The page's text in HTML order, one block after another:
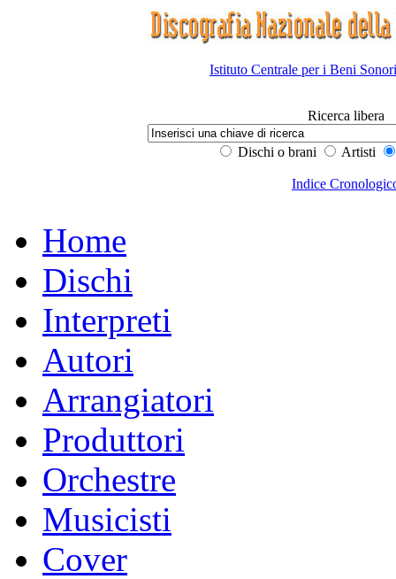
Istituto Centrale per i Beni
Ricerca libera
Dischi o brani Artisti
Indice
Home
Dischi
Interpreti
Autori
Arrangiatori
Produttori
Orchestre
Musicisti
Cover